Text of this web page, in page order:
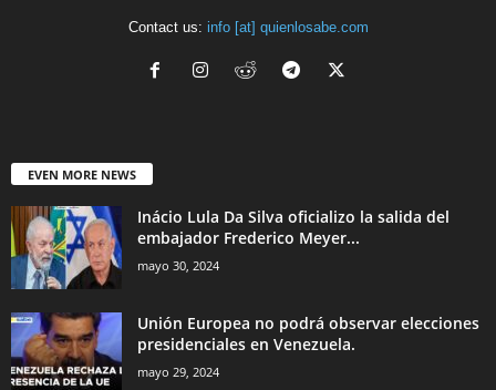
Contact us: info [at] quienlosabe.com
EVEN MORE NEWS
Inácio Lula Da Silva oficializo la salida del
embajador Frederico Meyer...
mayo 30, 2024
Unión Europea no podrá observar elecciones
presidenciales en Venezuela.
mayo 29, 2024